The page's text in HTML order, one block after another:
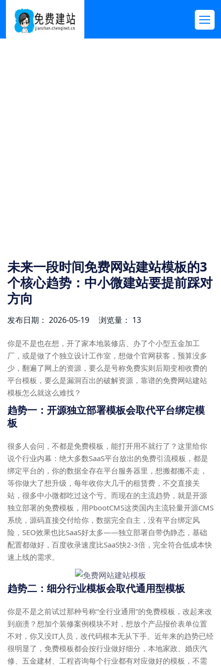
未来一段时间免费网站建站模板的3
个核心趋势：中小微建站要提前踩对
方向
发布日期： 2026-05-19 浏览量： 13
你是不是也在想，开了家本地装修店、办了个小型五金加工
厂，或是做了个独立设计工作室，想做个官网获客，预算没多
少，翻遍了网上的资源，要么是号称免费实则后期变相收费的
平台模板，要么是漏洞百出的破解资源，靠谱的免费网站建站
模板怎么就这么难找？
趋势一：开源独立部署模板会取代平台绑定模
板
很多人会问，不都是免费模板，能打开用不就行了？这里给你
说个行业内幕：绝大多数SaaS平台放出的免费引流模板，都是
绑定平台的，你的数据全存在平台服务器里，想搬都搬不走，
等你做大了想升级，每年收你大几千的租赁费，不交直接关
站，很多中小微都吃过这个亏。而现在的主流趋势，就是开源
独立部署的免费模板，用PbootCMS这类国内主流轻量开源CMS
系统，源码直接交付给你，数据完全自主，没有平台绑定风
险，SEO效果也比SaaS好太多——独立部署自带伪静态，基础
配置都做好，百度收录速度比SaaS快2-3倍，完全符合低成本快
速上线的需求。
趋势二：细分行业模板会取代通用型模板
你是不是之前试过那种号称“全行业通用”的免费模板，改起来改
到崩溃？想加个装修案例模块不对，想放个产品报价表单位置
不对，你又没IT人员，改代码根本无从下手。近年来的趋势已经
很明显了，免费模板都会按行业做好细分，本地家政、婚庆汽
修、五金建材、工程咨询每个行业都有对应做好的模板，不需